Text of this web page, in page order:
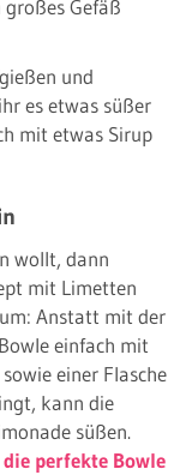
großes Gefäß
und
es etwas süßer
mit etwas Sirup
wollt, dann
mit Limetten
Anstatt mit der
einfach mit
einer Flasche
kann die
süßen.
perfekte Bowle